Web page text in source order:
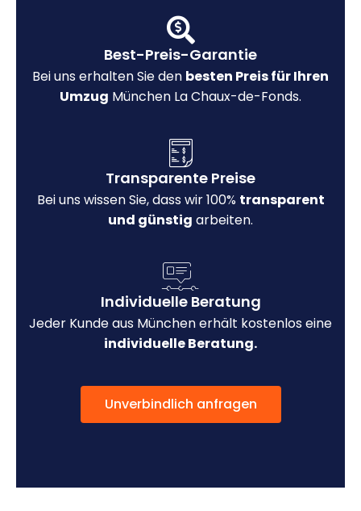
Best-Preis-Garantie
Bei uns erhalten Sie den besten Preis für Ihren
Umzug München La Chaux-de-Fonds.
Transparente Preise
Bei uns wissen Sie, dass wir 100% transparent
und günstig arbeiten.
Individuelle Beratung
Jeder Kunde aus München erhält kostenlos eine
individuelle Beratung.
Unverbindlich anfragen